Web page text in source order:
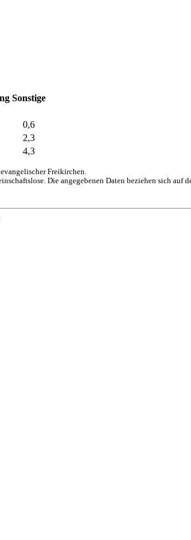
Sonstige
0,6
2,3
4,3
Freikirchen.
Die angegebenen Daten beziehen sich auf